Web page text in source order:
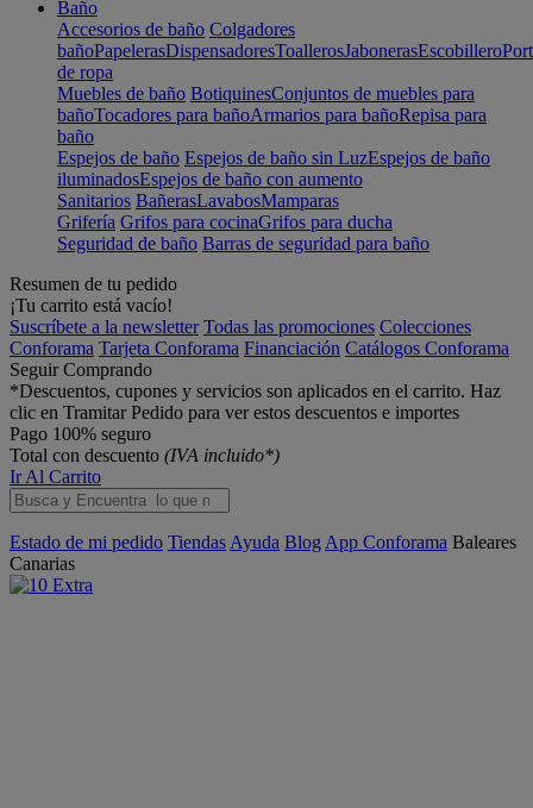
Baño
Accesorios de baño Colgadores
bañoPapelerasDispensadoresToallerosJabonerasEscobillero
de ropa
Muebles de baño BotiquinesConjuntos de muebles para
bañoTocadores para bañoArmarios para bañoRepisa para
baño
Espejos de baño Espejos de baño sin LuzEspejos de baño
iluminadosEspejos de baño con aumento
Sanitarios BañerasLavabosMamparas
Grifería Grifos para cocinaGrifos para ducha
Seguridad de baño Barras de seguridad para baño
Resumen de tu pedido
¡Tu carrito está vacío!
Suscríbete a la newsletter Todas las promociones Colecciones
Conforama Tarjeta Conforama Financiación Catálogos Conforama
Seguir Comprando
*Descuentos, cupones y servicios son aplicados en el carrito. Haz
clic en Tramitar Pedido para ver estos descuentos e importes
Pago 100% seguro
Total con descuento (IVA incluido*)
Ir Al Carrito
Estado de mi pedido Tiendas Ayuda Blog App Conforama Baleares
Canarias